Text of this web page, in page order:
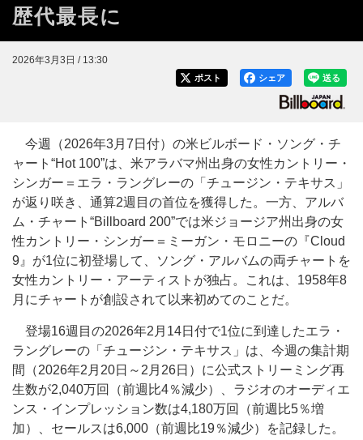
歴代最長に
2026年3月3日 / 13:30
送る
シェア
ポスト
今週（2026年3月7日付）の米ビルボード・ソング・チ
ャート“Hot 100”は、米アラバマ州出身の女性カントリー・
シンガー＝エラ・ラングレーの「チュージン・テキサス」
が返り咲き、通算2週目の首位を獲得した。一方、アルバ
ム・チャート“Billboard 200”では米ジョージア州出身の女
性カントリー・シンガー＝ミーガン・モロニーの『Cloud
9』が1位に初登場して、ソング・アルバムの両チャートを
女性カントリー・アーティストが独占。これは、1958年8
月にチャートが創設されて以来初めてのことだ。
登場16週目の2026年2月14日付で1位に到達したエラ・
ラングレーの「チュージン・テキサス」は、今週の集計期
間（2026年2月20日～2月26日）に公式ストリーミング再
生数が2,040万回（前週比4％減少）、ラジオのオーディエ
ンス・インプレッション数は4,180万回（前週比5％増
加）、セールスは6,000（前週比19％減少）を記録した。